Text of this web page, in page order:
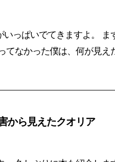
っぱいでてきますよ。 ま
てなかった僕は、何が見え
から見えたクオリア